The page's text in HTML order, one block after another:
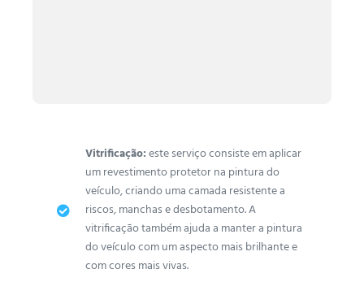
Vitrificação:este serviço consiste em aplicar
um revestimento protetor na pintura do
veículo, criando uma camada resistente a
riscos, manchas e desbotamento. A
vitrificação também ajuda a manter a pintura
do veículo com um aspecto mais brilhante e
com cores mais vivas.